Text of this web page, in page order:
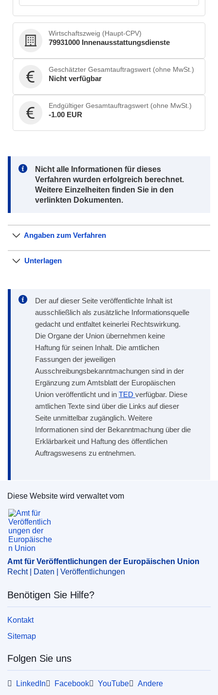
Wirtschaftszweig (Haupt-CPV)
79931000 Innenausstattungsdienste
Geschätzter Gesamtauftragswert (ohne MwSt.)
Nicht verfügbar
Endgültiger Gesamtauftragswert (ohne MwSt.)
-1.00 EUR
Note:
Nicht alle Informationen für dieses
Verfahren wurden erfolgreich berechnet.
Weitere Einzelheiten finden Sie in den
verlinkten Dokumenten.
Angaben zum Verfahren
Unterlagen
Der auf dieser Seite veröffentlichte Inhalt ist
ausschließlich als zusätzliche Informationsquelle
gedacht und entfaltet keinerlei Rechtswirkung.
Die Organe der Union übernehmen keine
Haftung für seinen Inhalt. Die amtlichen
Fassungen der jeweiligen
Ausschreibungsbekanntmachungen sind in der
Ergänzung zum Amtsblatt der Europäischen
Union veröffentlicht und in TED verfügbar. Diese
amtlichen Texte sind über die Links auf dieser
Seite unmittelbar zugänglich. Weitere
Informationen sind der Bekanntmachung über die
Erklärbarkeit und Haftung des öffentlichen
Auftragswesens zu entnehmen.
Amt für Veröffentlichungen der Europäischen
Diese Website wird verwaltet vom
Amt für Veröffentlichungen der Europäischen Union
Recht | Daten | Veröffentlichungen
Benötigen Sie Hilfe?
Kontakt
Sitemap
Folgen Sie uns
LinkedIn Facebook YouTube Andere